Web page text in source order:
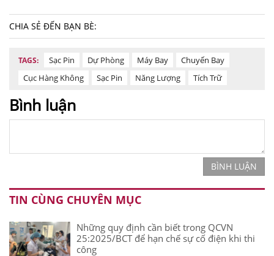
CHIA SẺ ĐẾN BẠN BÈ:
TAGS: Sạc Pin Dự Phòng Máy Bay
Chuyến Bay
Cục Hàng Không
Sạc Pin Năng Lượng Tích Trữ
Bình luận
BÌNH LUẬN
TIN CÙNG CHUYÊN MỤC
Những quy định cần biết trong QCVN
25:2025/BCT để hạn chế sự cố điện khi thi
công